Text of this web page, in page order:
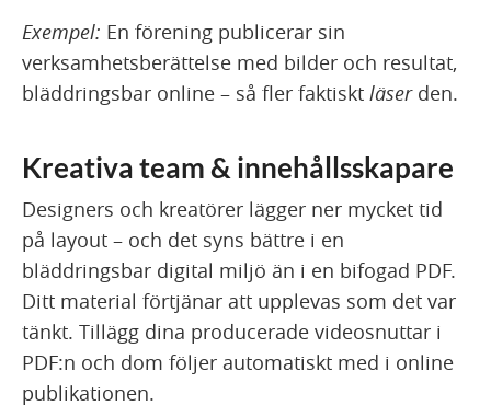
Exempel: En förening publicerar sin
verksamhetsberättelse med bilder och resultat,
bläddringsbar online – så fler faktiskt läserden.
Kreativa team & innehållsskapare
Designers och kreatörer lägger ner mycket tid
på layout – och det syns bättre i en
bläddringsbar digital miljö än i en bifogad PDF.
Ditt material förtjänar att upplevas som det var
tänkt. Tillägg dina producerade videosnuttar i
PDF:n och dom följer automatiskt med i online
publikationen.